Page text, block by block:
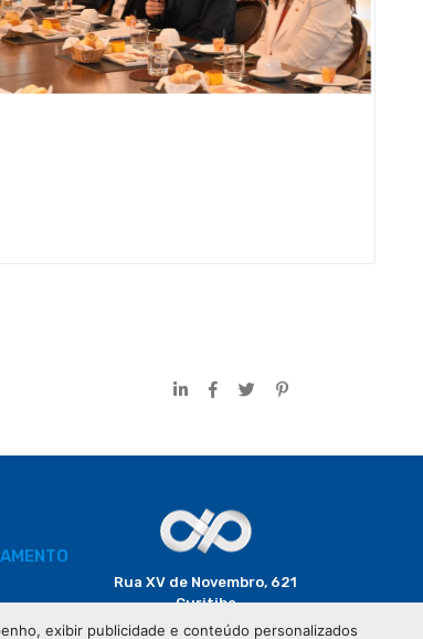
Rua XV de Novembro, 621
Curitiba
CEP: 80020-310
exibir publicidade e conteúdo personalizados